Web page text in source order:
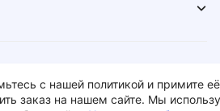
и комплектующие.
с нашей политикой и примите
заказ на нашем сайте. Мы